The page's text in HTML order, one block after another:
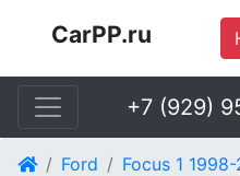
CarPP.ru
+7 (929)
Ford
Focus 1